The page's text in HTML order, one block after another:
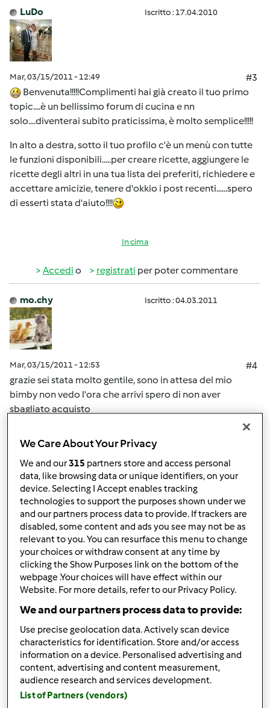
LuDo Iscritto : 17.04.2010
Mar, 03/15/2011 - 12:49
#3
Benvenuta!!!!!Complimenti hai già creato il tuo primo
topic....è un bellissimo forum di cucina e nn
solo....diventerai subito praticissima, è molto semplice!!!!!
In alto a destra, sotto il tuo profilo c'è un menù con tutte
le funzioni disponibili.....per creare ricette, aggiungere le
ricette degli altri in una tua lista dei preferiti, richiedere e
accettare amicizie, tenere d'okkio i post recenti......spero
di esserti stata d'aiuto!!!!
In cima
Accedi o registrati per poter commentare
mo.chy Iscritto : 04.03.2011
Mar, 03/15/2011 - 12:53
#4
grazie sei stata molto gentile, sono in attesa del mio
bimby non vedo l'ora che arrivi spero di non aver
sbagliato acquisto
In cima
Accedio registratiper poter commentare
mo.chy Iscritto : 04.03.2011
Mar, 03/15/2011 - 12:55
scusa Sara ma se io rispondo ad una persona lo vedono
In cima
Accedio registratiper poter commentare
sara70
We Care About Your Privacy
We and our315 partners store and access personal
data, like browsing data or unique identifiers, on your
device. Selecting I Accept enables tracking
technologies to support the purposes shown under we
and our partners process data to provide. If trackers are
disabled, some content and ads you see may not be as
relevant to you. You can resurface this menu to change
your choices or withdraw consent at any time by
clicking the Show Purposes link on the bottom of the
webpage .Your choices will have effect within our
Website. For more details, refer to our Privacy Policy.
We and our partners process data to provide:
Use precise geolocation data. Actively scan device
characteristics for identification. Store and/or access
information on a device. Personalised advertising and
content, advertising and content measurement,
audience research and services development.
List of Partners (vendors)